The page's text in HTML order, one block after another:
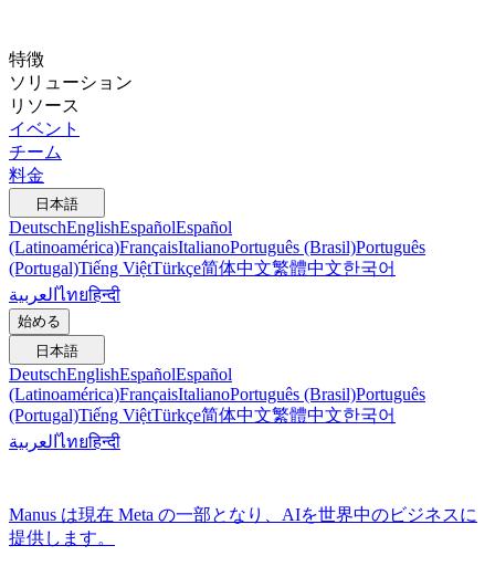
特徴
ソリューション
リソース
イベント
チーム
料金
日本語
DeutschEnglishEspañolEspañol
(Latinoamérica)FrançaisItalianoPortuguês (Brasil)Português
(Portugal)Tiếng ViệtTürkçe简体中文繁體中文한국어
العربيةไทยहिन्दी
始める
日本語
DeutschEnglishEspañolEspañol
(Latinoamérica)FrançaisItalianoPortuguês (Brasil)Português
(Portugal)Tiếng ViệtTürkçe简体中文繁體中文한국어
العربيةไทยहिन्दी
Manus は現在 Meta の一部となり、AIを世界中のビジネスに
提供します。